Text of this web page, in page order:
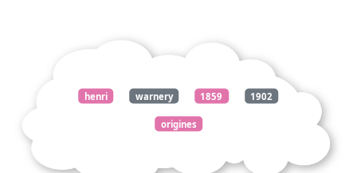
henri warnery 1859 1902
origines